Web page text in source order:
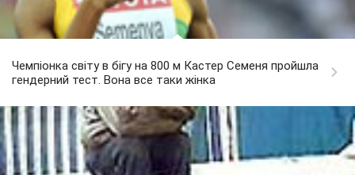
Чемпіонка світу в бігу на 800 м Кастер Семеня пройшла
гендерний тест. Вона все таки жінка